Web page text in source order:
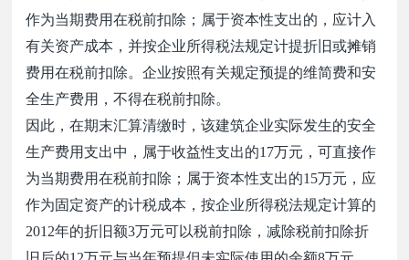
作为当期费用在税前扣除；属于资本性支出的，应计入
有关资产成本，并按企业所得税法规定计提折旧或摊销
费用在税前扣除。企业按照有关规定预提的维简费和安
全生产费用，不得在税前扣除。
因此，在期末汇算清缴时，该建筑企业实际发生的安全
生产费用支出中，属于收益性支出的17万元，可直接作
为当期费用在税前扣除；属于资本性支出的15万元，应
作为固定资产的计税成本，按企业所得税法规定计算的
2012年的折旧额3万元可以税前扣除，减除税前扣除折